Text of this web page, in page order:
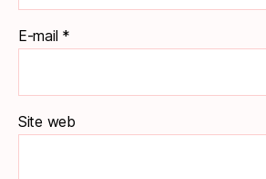
E-mail *
Site web